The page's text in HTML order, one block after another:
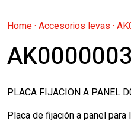
Home· Accesorios levas·
AK0000003
PLACA FIJACION A PANEL
Placa de fijación a panel